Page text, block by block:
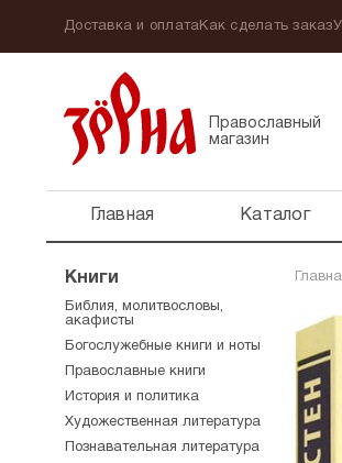
Доставка и оплатаКак сделать заказ
Православный
магазин
Главная Каталог
Книги
Библия, молитвословы,
акафисты
Богослужебные книги и ноты
Православные книги
История и политика
Художественная литература
Познавательная литература